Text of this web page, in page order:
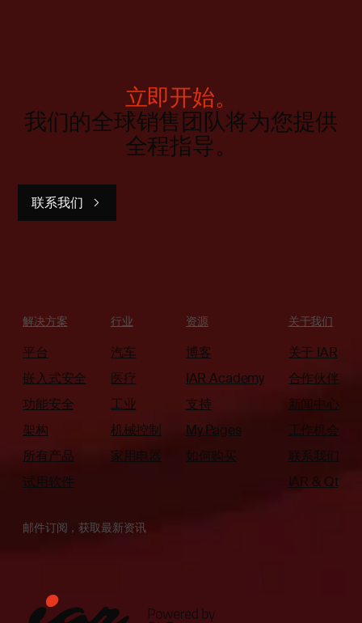
立即开始。
我们的全球销售团队将为您提供
全程指导。
联系我们
解决方案
平台
嵌入式安全
功能安全
架构
所有产品
试用软件
行业
汽车
医疗
工业
机械控制
家用电器
资源
博客
IAR Academy
支持
My Pages
如何购买
关于我们
关于 IAR
合作伙伴
新闻中心
工作机会
联系我们
IAR & Qt
邮件订阅，获取最新资讯